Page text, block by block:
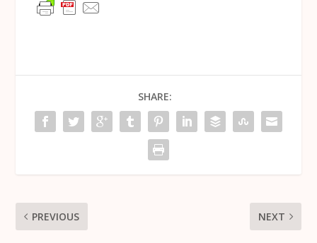
SHARE:
PREVIOUS NEXT